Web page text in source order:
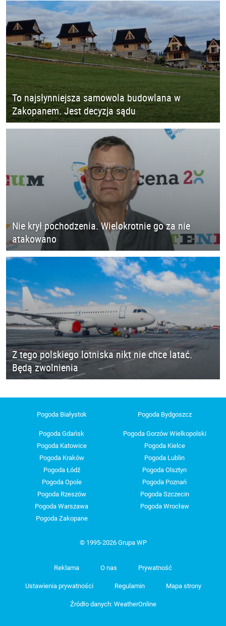
To najsłynniejsza samowola budowlana w
Zakopanem. Jest decyzja sądu
Nie krył pochodzenia. Wielokrotnie go za nie
atakowano
Z tego polskiego lotniska nikt nie chce latać.
Będą zwolnienia
Pogoda Białystok Pogoda Bydgoszcz
Pogoda Gdańsk
Pogoda Gorzów Wielkopolski
Pogoda Katowice
Pogoda Kielce
Pogoda Kraków
Pogoda Lublin
Pogoda Łódź
Pogoda Olsztyn
Pogoda Opole
Pogoda Poznań
Pogoda Rzeszów
Pogoda Szczecin
Pogoda Warszawa
Pogoda Wrocław
Pogoda Zakopane
© 1995-2026 Grupa WP
Reklama O nas Prywatność
Ustawienia prywatności Regulamin Mapa strony
Źródło danych: WeatherOnline